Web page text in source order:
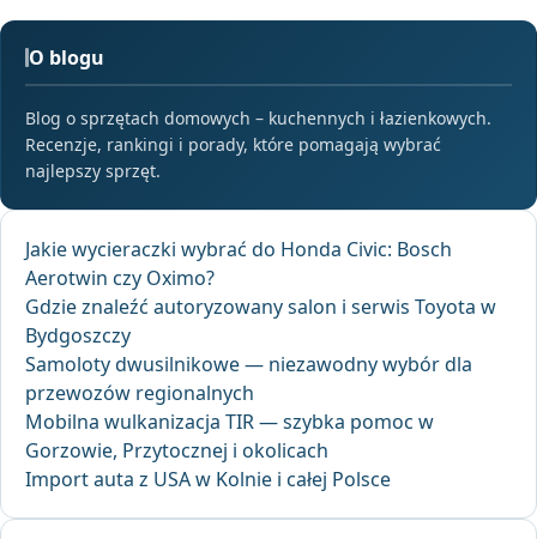
O blogu
Blog o sprzętach domowych – kuchennych i łazienkowych.
Recenzje, rankingi i porady, które pomagają wybrać
najlepszy sprzęt.
Jakie wycieraczki wybrać do Honda Civic: Bosch
Aerotwin czy Oximo?
Gdzie znaleźć autoryzowany salon i serwis Toyota w
Bydgoszczy
Samoloty dwusilnikowe — niezawodny wybór dla
przewozów regionalnych
Mobilna wulkanizacja TIR — szybka pomoc w
Gorzowie, Przytocznej i okolicach
Import auta z USA w Kolnie i całej Polsce